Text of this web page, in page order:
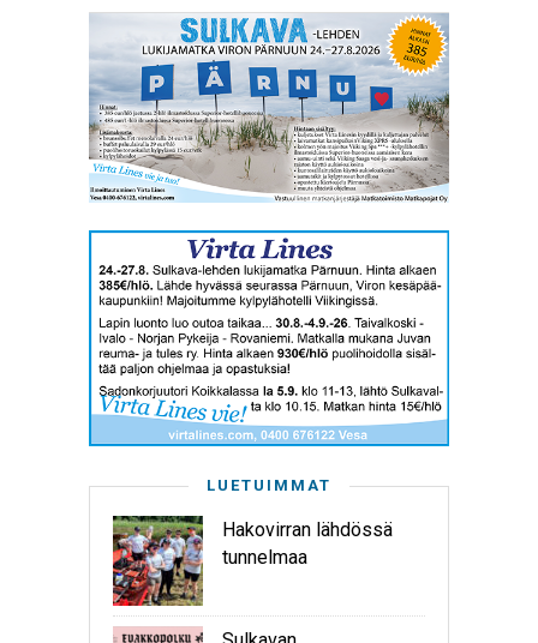
LUETUIMMAT
Hakovirran lähdössä
tunnelmaa